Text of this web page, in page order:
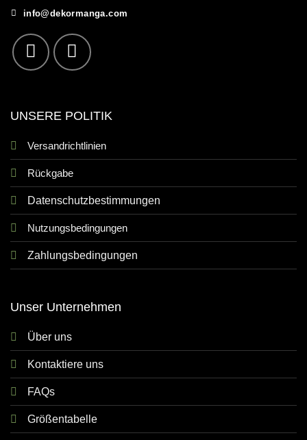
info@dekormanga.com
UNSERE POLITIK
Versandrichtlinien
Rückgabe
Datenschutzbestimmungen
Nutzungsbedingungen
Zahlungsbedingungen
Unser Unternehmen
Über uns
Kontaktiere uns
FAQs
Größentabelle